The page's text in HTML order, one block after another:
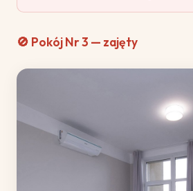
🚫 Pokój Nr 3 — zajęty